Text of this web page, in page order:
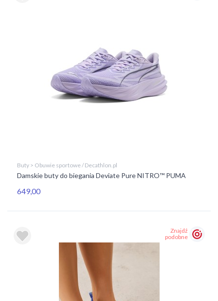
Buty > Obuwie sportowe / Decathlon.pl
Damskie buty do biegania Deviate Pure NITRO™ PUMA
649,00
Znajdź
podobne